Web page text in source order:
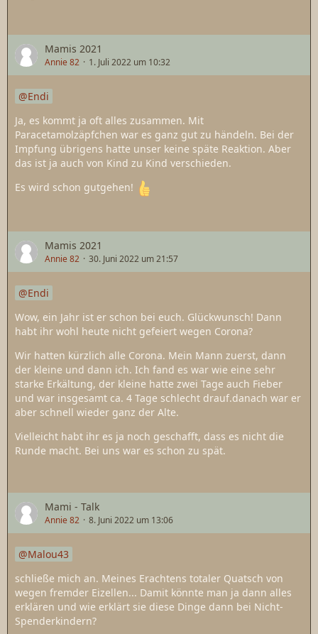
Mamis 2021
Annie 82 1. Juli 2022 um 10:32
Endi
Ja, es kommt ja oft alles zusammen. Mit
Paracetamolzäpfchen war es ganz gut zu händeln. Bei der
Impfung übrigens hatte unser keine späte Reaktion. Aber
das ist ja auch von Kind zu Kind verschieden.
Es wird schon gutgehen!
Mamis 2021
Annie 82 30. Juni 2022 um 21:57
Endi
Wow, ein Jahr ist er schon bei euch. Glückwunsch! Dann
habt ihr wohl heute nicht gefeiert wegen Corona?
Wir hatten kürzlich alle Corona. Mein Mann zuerst, dann
der kleine und dann ich. Ich fand es war wie eine sehr
starke Erkältung, der kleine hatte zwei Tage auch Fieber
und war insgesamt ca. 4 Tage schlecht drauf.danach war er
aber schnell wieder ganz der Alte.
Vielleicht habt ihr es ja noch geschafft, dass es nicht die
Runde macht. Bei uns war es schon zu spät.
Mami - Talk
Annie 82 8. Juni 2022 um 13:06
Malou43
schließe mich an. Meines Erachtens totaler Quatsch von
wegen fremder Eizellen... Damit könnte man ja dann alles
erklären und wie erklärt sie diese Dinge dann bei Nicht-
Spenderkindern?